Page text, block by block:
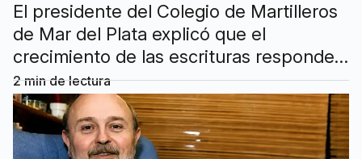
El presidente del Colegio de Martilleros
de Mar del Plata explicó que el
crecimiento de las escrituras responde
al resurgimiento de los préstamos
bancarios, especialmente del Banco
Nación, y a la normalización de trámites
catastrales.
2min de lectura